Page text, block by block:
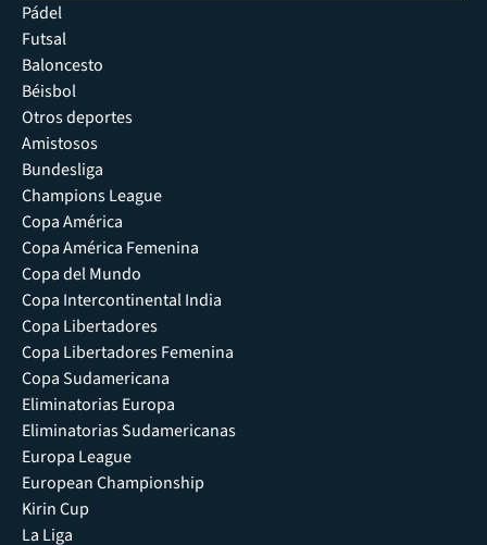
Pádel
Futsal
Baloncesto
Béisbol
Otros deportes
Amistosos
Bundesliga
Champions League
Copa América
Copa América Femenina
Copa del Mundo
Copa Intercontinental India
Copa Libertadores
Copa Libertadores Femenina
Copa Sudamericana
Eliminatorias Europa
Eliminatorias Sudamericanas
Europa League
European Championship
Kirin Cup
La Liga